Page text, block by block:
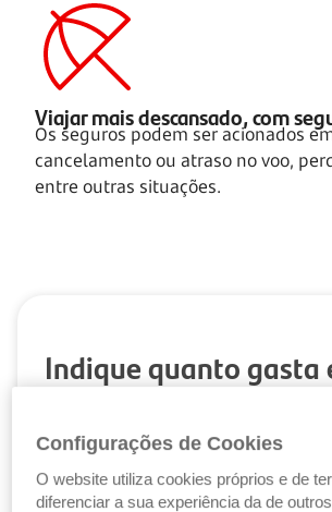
Viajar mais descansado, com
Os seguros podem ser acionados
cancelamento ou atraso no voo,
entre outras situações.
Indique quanto gasta
Refeições
Configurações de Cookies
O website utiliza cookies próprios e de
diferenciar a sua experiência da de